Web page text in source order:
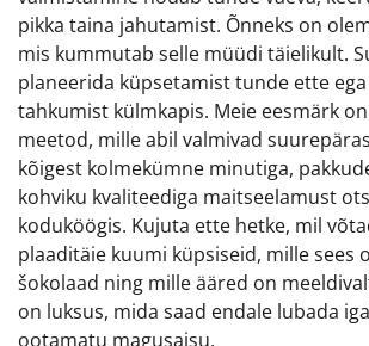
pikka taina jahutamist. Õnneks on
mis kummutab selle müüdi täielikult.
planeerida küpsetamist tunde ette
tahkumist külmkapis. Meie eesmärk
meetod, mille abil valmivad
kõigest kolmekümne minutiga,
kohviku kvaliteediga maitseelamust
koduköögis. Kujuta ette hetke, mil
plaaditäie kuumi küpsiseid, mille sees
šokolaad ning mille ääred on
on luksus, mida saad endale lubada
ootamatu magusaisu.